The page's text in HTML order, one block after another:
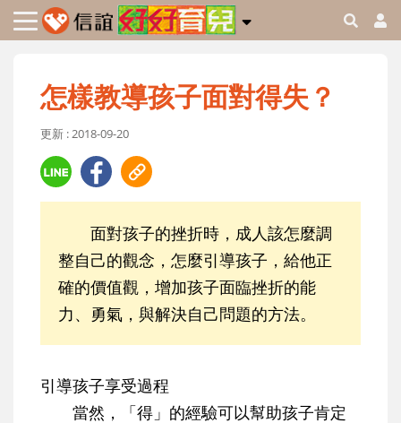
怎樣教導孩子面對得失？
更新 : 2018-09-20
面對孩子的挫折時，成人該怎麼調
整自己的觀念，怎麼引導孩子，給他正
確的價值觀，增加孩子面臨挫折的能
力、勇氣，與解決自己問題的方法。
引導孩子享受過程
當然，「得」的經驗可以幫助孩子肯定